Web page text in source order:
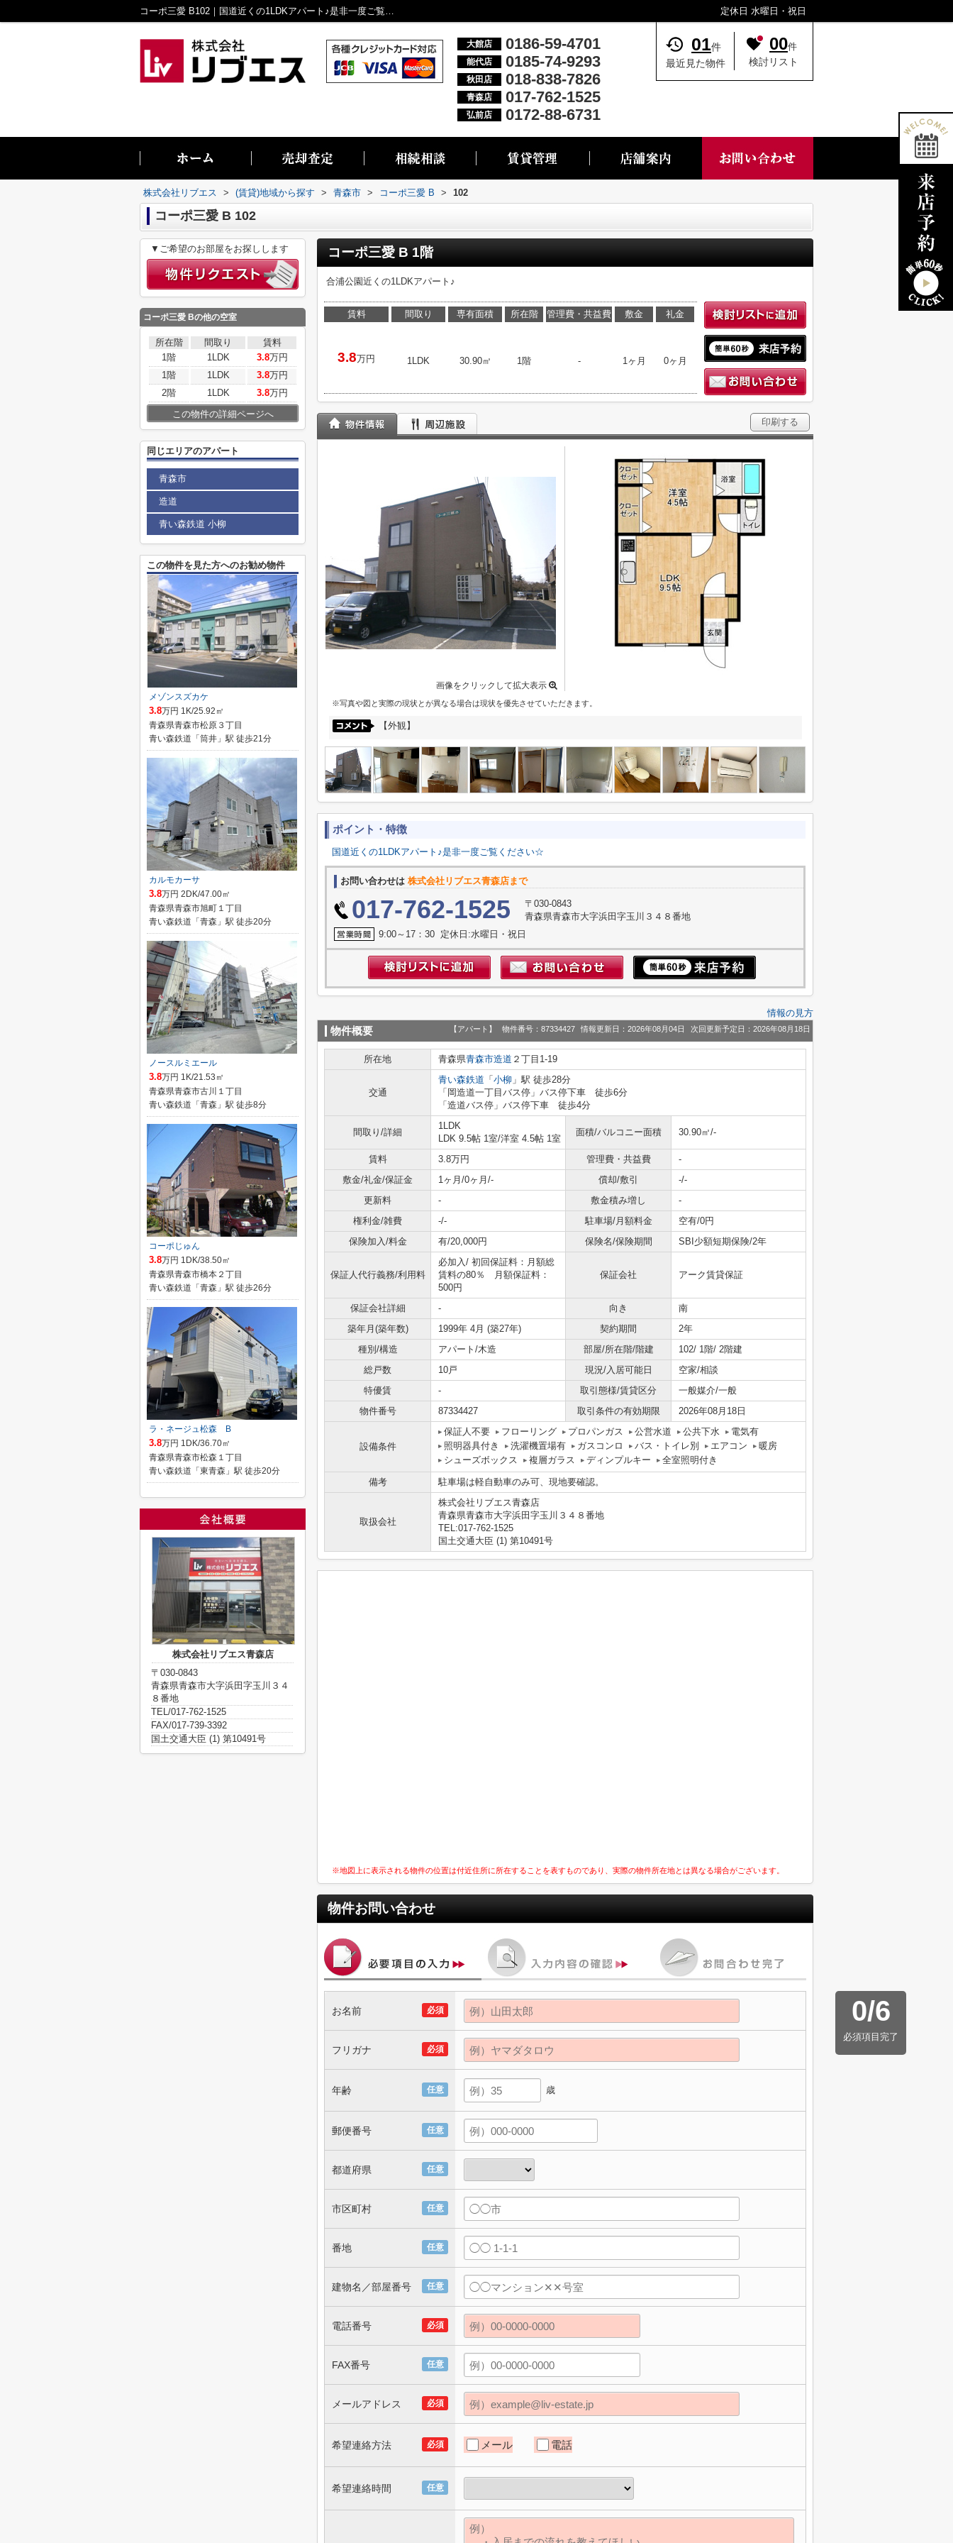
コーポ三愛 B102｜国道近くの1LDKアパート♪是非一度ご覧ください☆｜大館市・能代市・秋田市・青森市・弘前市の不動産情報なら株式会社リブエス 定休日 水曜日・祝日
大館店 0186-59-4701
能代店 0185-74-9293
秋田店 018-838-7826
青森店 017-762-1525
弘前店 0172-88-6731
01件
最近見た物件
00件
検討リスト
株式会社リブエス > (賃貸)地域から探す > 青森市 > コーポ三愛 B > 102
コーポ三愛 B 102
コーポ三愛 B 1階
合浦公園近くの1LDKアパート♪
賃料
3.8万円
間取り
1LDK
専有面積
30.90㎡
所在階
1階
管理費・共益費
-
敷金
1ヶ月
礼金
0ヶ月
印刷する
画像をクリックして拡大表示
※写真や図と実際の現状とが異なる場合は現状を優先させていただきます。
【外観】
ポイント・特徴
国道近くの1LDKアパート♪是非一度ご覧ください☆
お問い合わせは 株式会社リブエス青森店まで
017-762-1525
〒030-0843
青森県青森市大字浜田字玉川３４８番地
9:00～17：30 定休日:水曜日・祝日
情報の見方
物件概要 【アパート】 物件番号：87334427 情報更新日：2026年08月04日 次回更新予定日：2026年08月18日
所在地 青森県青森市造道 ２丁目1-19
交通
青い森鉄道 「 小柳 」駅 徒歩28分
「岡造道一丁目バス停」バス停下車 徒歩6分
「造道バス停」バス停下車 徒歩4分
間取り/詳細
1LDK
LDK 9.5帖 1室/洋室 4.5帖 1室
面積/バルコニー面積 30.90㎡/-
賃料 3.8万円 管理費・共益費
-
敷金/礼金/保証金
1ヶ月/0ヶ月/- 償却/敷引
-/-
更新料
- 敷金積み増し
-
権利金/雑費
-/- 駐車場/月額料金
空有/0円
保険加入/料金
有/20,000円 保険名/保険期間 SBI少額短期保険/2年
保証人代行義務/利用料
必加入/ 初回保証料：月額総
賃料の80％ 月額保証料：
500円
保証会社 アーク賃貸保証
保証会社詳細 - 向き
南
築年月(築年数)
1999年 4月 (築27年) 契約期間
2年
種別/構造
アパート/木造 部屋/所在階/階建
102/ 1階/ 2階建
総戸数
10戸 現況/入居可能日
空家/相談
特優賃
- 取引態様/賃貸区分
一般媒介/一般
物件番号
87334427 取引条件の有効期限 2026年08月18日
設備条件
保証人不要 フローリング プロパンガス 公営水道 公共下水
電気有
照明器具付き
洗濯機置場有 ガスコンロ バス・トイレ別 エアコン
暖房
シューズボックス
複層ガラス ディンプルキー 全室照明付き
備考 駐車場は軽自動車のみ可、現地要確認。
取扱会社
株式会社リブエス青森店
青森県青森市大字浜田字玉川３４８番地
TEL:017-762-1525
国土交通大臣 (1) 第10491号
※地図上に表示される物件の位置は付近住所に所在することを表すものであり、実際の物件所在地とは異なる場合がございます。
物件お問い合わせ
0/6
必須項目完了
必須
お名前
必須
フリガナ
任意
年齢 歳
任意
郵便番号
任意
都道府県
任意
市区町村
任意
番地
任意
建物名／部屋番号
必須
電話番号
任意
FAX番号
必須
メールアドレス
必須
希望連絡方法 メール 電話
任意
希望連絡時間
▼ご希望のお部屋をお探しします
コーポ三愛 Bの他の空室
所在階 間取り
賃料
1階
1LDK 3.8万円
1階
1LDK 3.8万円
2階
1LDK 3.8万円
この物件の詳細ページへ
同じエリアのアパート
青森市
造道
青い森鉄道 小柳
この物件を見た方へのお勧め物件
メゾンスズカケ
3.8万円 1K/25.92㎡
青森県青森市松原３丁目
青い森鉄道「筒井」駅 徒歩21分
カルモカーサ
3.8万円 2DK/47.00㎡
青森県青森市旭町１丁目
青い森鉄道「青森」駅 徒歩20分
ノースルミエール
3.8万円 1K/21.53㎡
青森県青森市古川１丁目
青い森鉄道「青森」駅 徒歩8分
コーポじゅん
3.8万円 1DK/38.50㎡
青森県青森市橋本２丁目
青い森鉄道「青森」駅 徒歩26分
ラ・ネージュ松森 B
3.8万円 1DK/36.70㎡
青森県青森市松森１丁目
青い森鉄道「東青森」駅 徒歩20分
株式会社リブエス青森店
〒030-0843
青森県青森市大字浜田字玉川３４
８番地
TEL/017-762-1525
FAX/017-739-3392
国土交通大臣 (1) 第10491号